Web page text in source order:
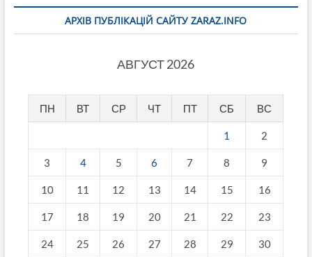
АРХІВ ПУБЛІКАЦІЙ САЙТУ ZARAZ.INFO
АВГУСТ 2026
ПН ВТ СР ЧТ ПТ СБ ВС
1 2
3 4 5 6 7 8 9
10 11 12 13 14 15 16
17 18 19 20 21 22 23
24 25 26 27 28 29 30